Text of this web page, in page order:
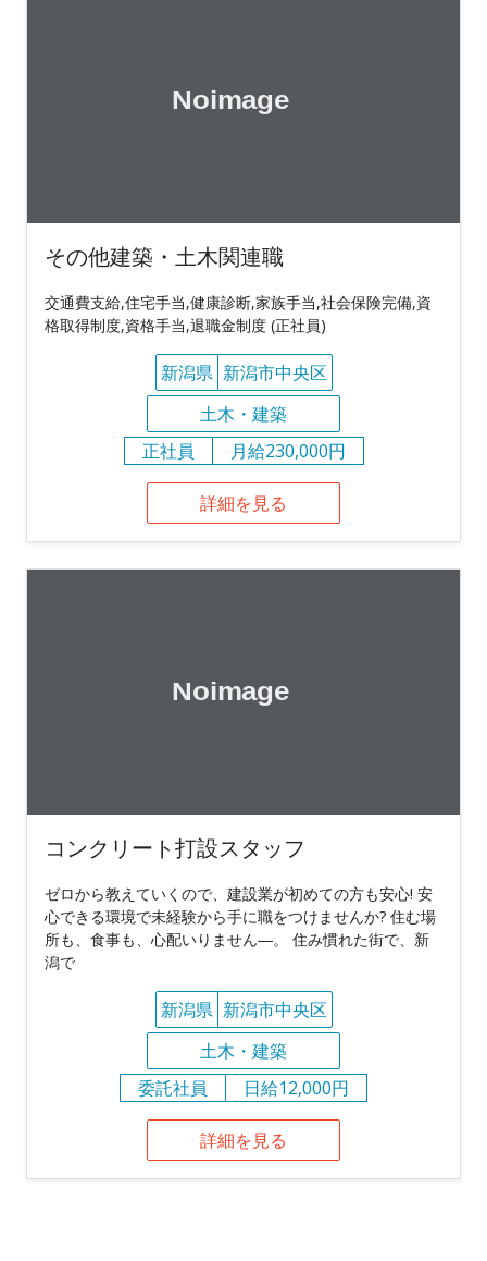
その他建築・土木関連職
交通費支給,住宅手当,健康診断,家族手当,社会保険完備,資
格取得制度,資格手当,退職金制度 (正社員)
新潟県 新潟市中央区
土木・建築
正社員
月給230,000円
詳細を見る
コンクリート打設スタッフ
ゼロから教えていくので、建設業が初めての方も安心! 安
心できる環境で未経験から手に職をつけませんか? 住む場
所も、食事も、心配いりません―。 住み慣れた街で、新
潟で
新潟県 新潟市中央区
土木・建築
委託社員
日給12,000円
詳細を見る